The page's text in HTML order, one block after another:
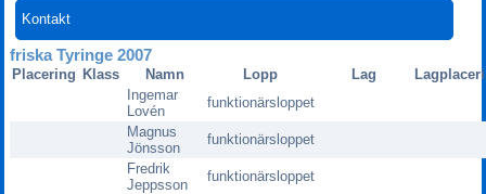
Kontakt
friska Tyringe 2007
Placering Klass Namn Lopp Lag
Ingemar
Lovén
funktionärsloppet
Magnus
Jönsson
funktionärsloppet
Fredrik
Jeppsson
funktionärsloppet